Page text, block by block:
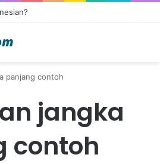
panjang contoh
jangka
contoh